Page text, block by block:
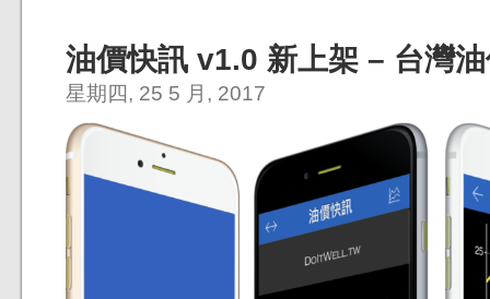
油價快訊 v1.0 新上架 – 台灣
星期四, 25 5 月, 2017